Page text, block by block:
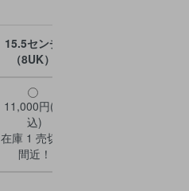
15.5センチ
（8UK）
11,000円(税
込)
在庫 1 売切れ
間近！